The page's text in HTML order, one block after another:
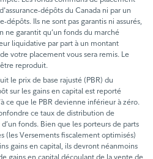
dépôts du Canada ni par un
dépôts. Ils ne sont pas garantis ni assurés,
ne garantit qu’un fonds du marché
liquidative par part à un montant
votre placement vous sera remis. Le
reproduit.
le prix de base rajusté (PBR) du
sur les gains en capital est reporté
ce que le PBR devienne inférieur à zéro.
ce taux de distribution de
fonds. Bien que les porteurs de parts
(les Versements fiscalement optimisés)
gains en capital, ils devront néanmoins
gains en capital découlant de la vente de